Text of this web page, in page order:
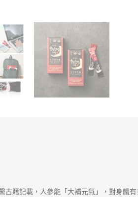
古籍記載，人參能「大補元氣」，對身體